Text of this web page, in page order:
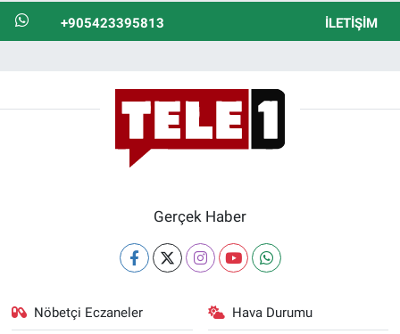
+905423395813 İLETIŞIM
Gerçek Haber
Nöbetçi Eczaneler Hava Durumu